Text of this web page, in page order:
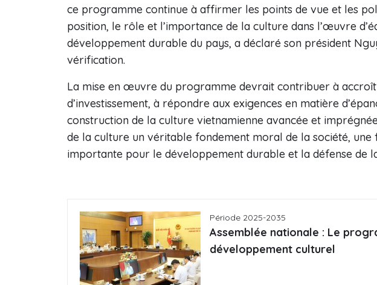
ce programme continue à affirmer les points de vue et les
position, le rôle et l’importance de la culture dans l’œuvre
développement durable du pays, a déclaré son président
vérification.
La mise en œuvre du programme devrait contribuer à
d’investissement, à répondre aux exigences en matière
construction de la culture vietnamienne avancée et
de la culture un véritable fondement moral de la société,
importante pour le développement durable et la défense de
Période 2025-2035
Assemblée nationale : Le
développement culturel